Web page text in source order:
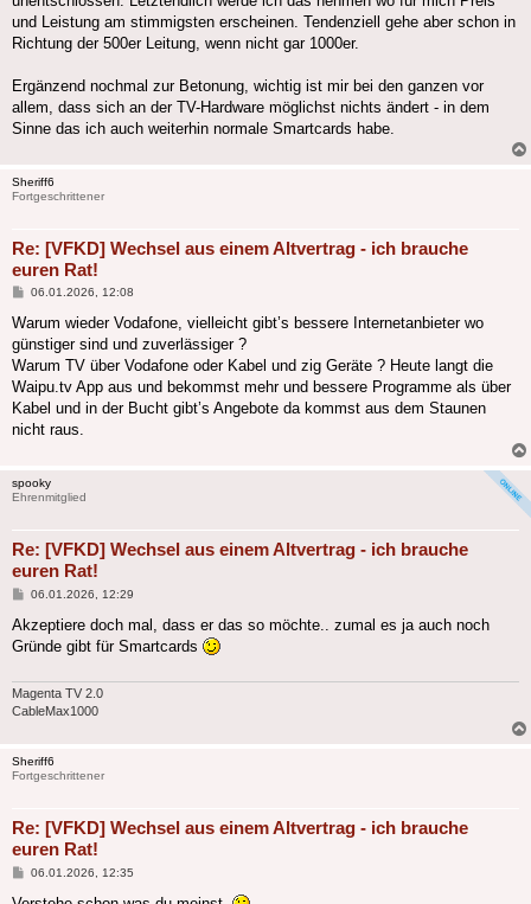
und Leistung am stimmigsten erscheinen. Tendenziell gehe aber schon in
Richtung der 500er Leitung, wenn nicht gar 1000er.
Ergänzend nochmal zur Betonung, wichtig ist mir bei den ganzen vor
allem, dass sich an der TV-Hardware möglichst nichts ändert - in dem
Sinne das ich auch weiterhin normale Smartcards habe.
Sheriff6
Fortgeschrittener
Re: [VFKD] Wechsel aus einem Altvertrag - ich brauche
euren Rat!
Beitrag
06.01.2026, 12:08
Warum wieder Vodafone, vielleicht gibt’s bessere Internetanbieter wo
günstiger sind und zuverlässiger ?
Warum TV über Vodafone oder Kabel und zig Geräte ? Heute langt die
Waipu.tv App aus und bekommst mehr und bessere Programme als über
Kabel und in der Bucht gibt’s Angebote da kommst aus dem Staunen
nicht raus.
spooky
Ehrenmitglied
Re: [VFKD] Wechsel aus einem Altvertrag - ich brauche
euren Rat!
Beitrag
06.01.2026, 12:29
Akzeptiere doch mal, dass er das so möchte.. zumal es ja auch noch
Gründe gibt für Smartcards
Magenta TV 2.0
CableMax1000
Sheriff6
Fortgeschrittener
Re: [VFKD] Wechsel aus einem Altvertrag - ich brauche
euren Rat!
Beitrag
06.01.2026, 12:35